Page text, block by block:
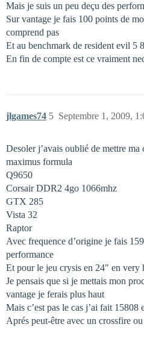
Mais je suis un peu deçu des
Sur vantage je fais 100 points de
comprend pas
Et au benchmark de resident evil 5
En fin de compte est ce vraiment
jlgames74 Septembre 1, 2009,
5
Desoler j’avais oublié de mettre ma
maximus formula
Q9650
Corsair DDR2 4go 1066mhz
GTX 285
Vista 32
Raptor
Avec frequence d’origine je fais
performance
Et pour le jeu crysis en 24" en very
Je pensais que si je mettais mon
vantage je ferais plus haut
Mais c’est pas le cas j’ai fait 15808
Aprés peut-être avec un crossfire